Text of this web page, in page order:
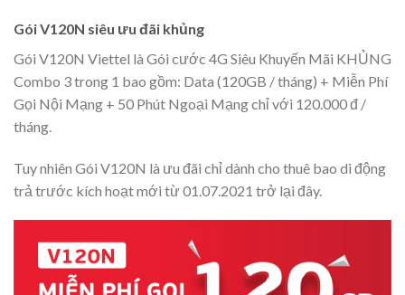
Gói V120N siêu ưu đãi khủng
Gói V120N Viettel là Gói cước 4G Siêu Khuyến Mãi KHỦNG
Combo 3 trong 1 bao gồm: Data (120GB / tháng) + Miễn Phí
Gọi Nội Mạng + 50 Phút Ngoại Mạng chỉ với 120.000 đ /
tháng.
Tuy nhiên Gói V120N là ưu đãi chỉ dành cho thuê bao di động
trả trước kích hoạt mới từ 01.07.2021 trở lại đây.